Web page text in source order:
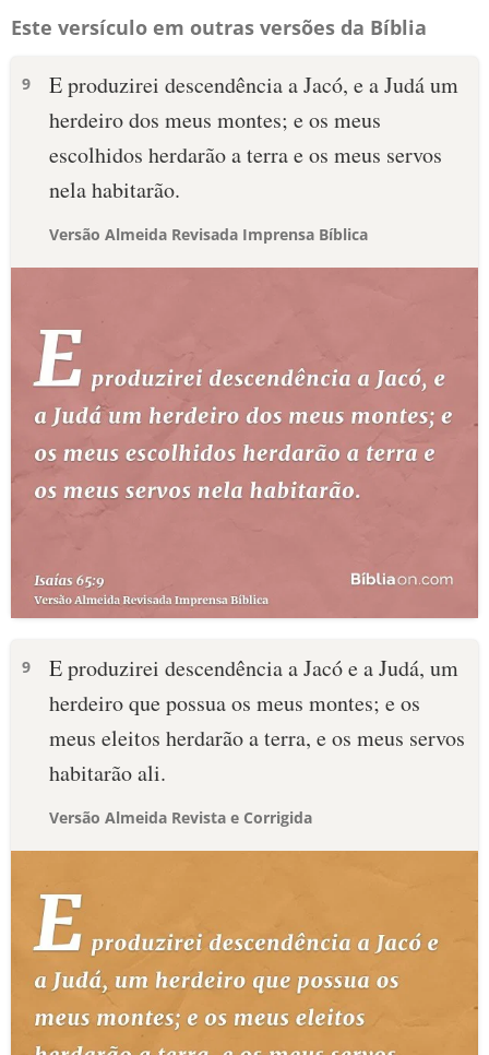
Este versículo em outras versões da Bíblia
9
E produzirei descendência a Jacó, e a Judá um
herdeiro dos meus montes; e os meus
escolhidos herdarão a terra e os meus servos
nela habitarão.
Versão Almeida Revisada Imprensa Bíblica
9
E produzirei descendência a Jacó e a Judá, um
herdeiro que possua os meus montes; e os
meus eleitos herdarão a terra, e os meus servos
habitarão ali.
Versão Almeida Revista e Corrigida